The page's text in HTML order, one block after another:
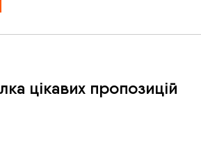
цікавих пропозицій